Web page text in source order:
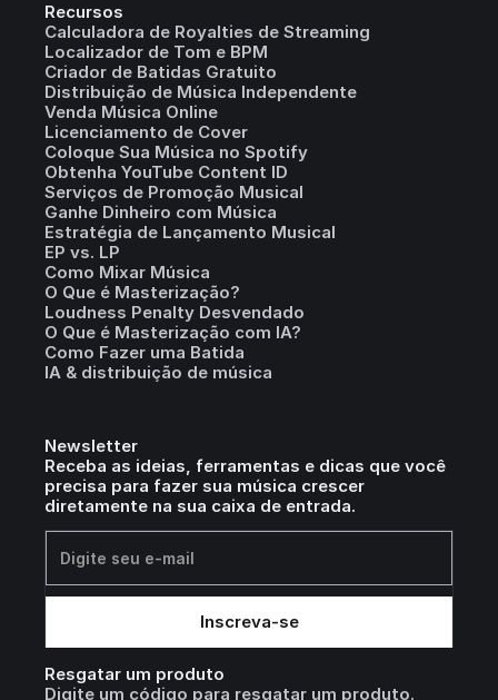
Recursos
Calculadora de Royalties de Streaming
Localizador de Tom e BPM
Criador de Batidas Gratuito
Distribuição de Música Independente
Venda Música Online
Licenciamento de Cover
Coloque Sua Música no Spotify
Obtenha YouTube Content ID
Serviços de Promoção Musical
Ganhe Dinheiro com Música
Estratégia de Lançamento Musical
EP vs. LP
Como Mixar Música
O Que é Masterização?
Loudness Penalty Desvendado
O Que é Masterização com IA?
Como Fazer uma Batida
IA & distribuição de música
Newsletter
Receba as ideias, ferramentas e dicas que você
precisa para fazer sua música crescer
diretamente na sua caixa de entrada.
Resgatar um produto
Digite um código para resgatar um produto.